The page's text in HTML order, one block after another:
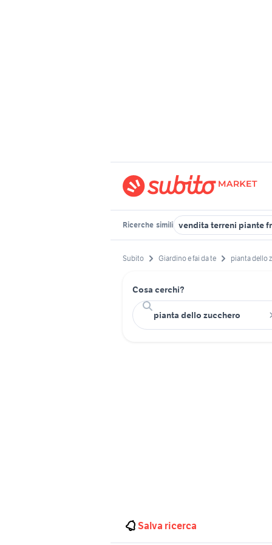
Ricerche simili vendita terreni piante
Subito Giardino e fai da te pianta dello
Cosa cerchi?
Salva ricerca